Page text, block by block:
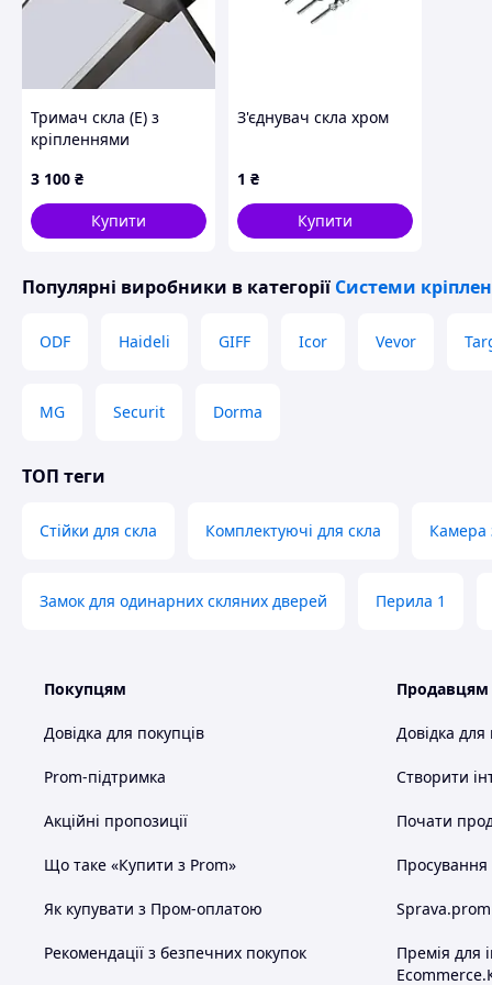
Тримач скла (Е) з
кріпленнями
3 100 ₴
Купити
З'єднувач скла хром
1 ₴
Купити
Популярні виробники в категорії Системи
ODF Haideli GIFF Icor Vevor
MG Securit Dorma
ТОП теги
Стійки для скла Комплектуючі для скла Камера
Замок для одинарних скляних дверей Перила 1
Покупцям
Довідка для покупців
Prom-підтримка
Акційні пропозиції
Що таке «Купити з Prom»
Як купувати з Пром-оплатою
Рекомендації з безпечних покупок
Продавцям
Довідка для
Створити
Почати
Просування
Премія для